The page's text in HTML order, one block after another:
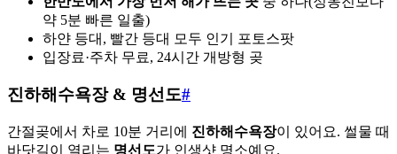
약 5분 빠른 일출)
하얀 등대, 빨간 등대 모두 인기 포토스팟
입장료·주차 무료, 24시간 개방형 곶
진하해수욕장 & 명선도#
간절곶에서 차로 10분 거리에 진하해수욕장이 있어요. 썰물 때
바닷길이 열리는 명선도가 인생샷 명소예요.